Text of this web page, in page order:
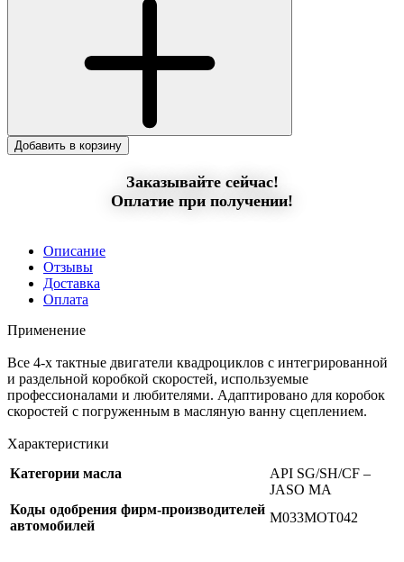
Добавить в корзину
Заказывайте сейчас!
Оплатие при получении!
Описание
Отзывы
Доставка
Оплата
Применение
Все 4-х тактные двигатели квадроциклов с интегрированной
и раздельной коробкой скоростей, используемые
профессионалами и любителями. Адаптировано для коробок
скоростей с погруженным в масляную ванну сцеплением.
Характеристики
Категории масла
API SG/SH/CF –
JASO MA
Коды одобрения фирм-производителей
автомобилей
M033MOT042